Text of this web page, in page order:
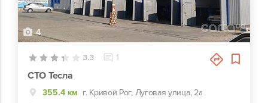
4
3.3 1
СТО Тесла
355.4 км г. Кривой Рог, Луговая улица, 2а